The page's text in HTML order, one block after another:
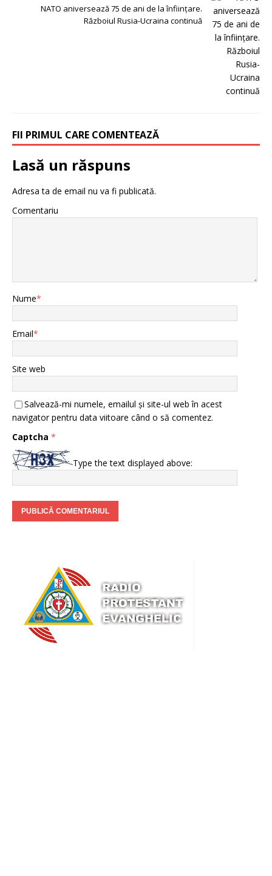
NATO aniversează 75 de ani de la înfiinţare.
Războiul Rusia-Ucraina continuă
FII PRIMUL CARE COMENTEAZĂ
Lasă un răspuns
Adresa ta de email nu va fi publicată.
Comentariu
Nume*
Email*
Site web
Salvează-mi numele, emailul și site-ul web în acest
navigator pentru data viitoare când o să comentez.
Captcha *
Type the text displayed above: